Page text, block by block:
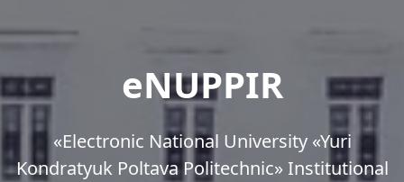
eNUPPIR
«Еlectronic National University «Yuri
Kondratyuk Poltava Politechnic» Institutional